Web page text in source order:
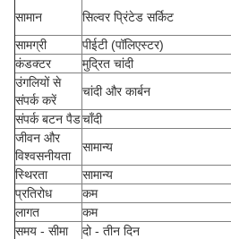
सामान सिल्वर प्रिंटेड सर्किट
सामग्री
पीईटी (पॉलिएस्टर)
कंडक्टर
मुद्रित चांदी
उंगलियों से
संपर्क करें
चांदी और कार्बन
संपर्क बटन पैडचाँदी
जीवन और
विश्वसनीयता
सामान्य
स्थिरता
सामान्य
प्रतिरोध
कम
लागत
कम
समय - सीमा
दो - तीन दिन